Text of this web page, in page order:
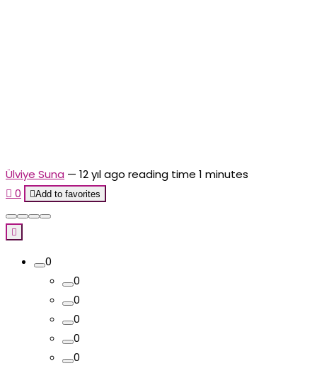
Ülviye Suna — 12 yıl ago reading time 1 minutes
 0 Add to favorites

0
0
0
0
0
0